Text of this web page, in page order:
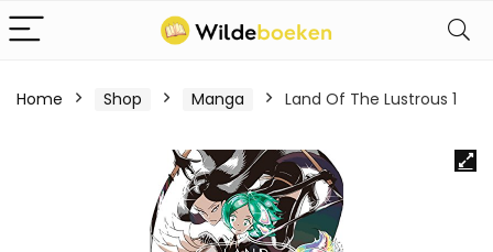
Home Shop Manga Land Of The Lustrous 1